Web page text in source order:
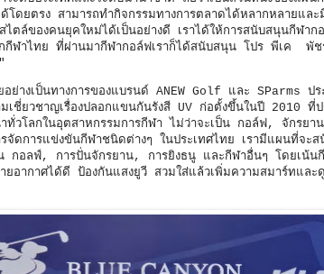
ด้โดยตรง สามารถทำกิจกรรมทางการตลาดได้หลากหลายแล
ตล์ของคนยุคใหม่ได้เป็นอย่างดี เราได้ให้การสนับสนุนกีฬาก
กกีฬาไทย ที่ผ่านมากีฬากอล์ฟเราก็ได้สนับสนุน โปร พีเค พั
งเป็นทางการของแบรนด์ ANEW Golf และ SParms ปร
ชี่ยวชาญเรื่องปลอกแขนกันรังสี UV ก่อตั้งขึ้นในปี 2010 ที่ป
ทั่วโลกในอุตสาหกรรมการกีฬา ไม่ว่าจะเป็น กอล์ฟ, จักรย
จัดการแข่งขันกีฬาชนิดต่างๆ ในประเทศไทย เรามีแผนที่จะ
กอลฟ์, การปั่นจักรยาน, การยิงธนู และกีฬาอื่นๆ โดยเน้นกี
ากาศได้ดี ป้องกันแสงยูวี สวมใส่แล้วเพิ่มความสมาร์ทแล